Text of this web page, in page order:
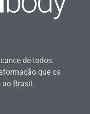
de todos.
que os
Brasil.